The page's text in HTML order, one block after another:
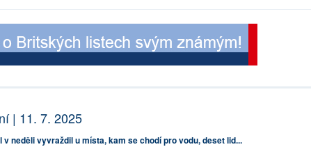
| 11. 7. 2025
v neděli vyvraždil u místa, kam se chodí pro vodu, deset lid...